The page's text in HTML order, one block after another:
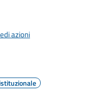
azioni